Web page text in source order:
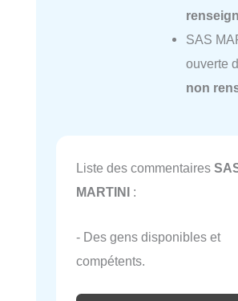
SAS
ouverte
non
Liste des commentaires
MARTINI :
- Des gens disponibles et
compétents.